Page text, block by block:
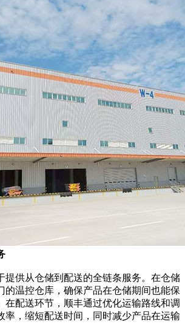
供从仓储到配送的全链条服务。在仓储
的温控仓库，确保产品在仓储期间也能保
在配送环节，顺丰通过优化运输路线和调
率，缩短配送时间，同时减少产品在运输